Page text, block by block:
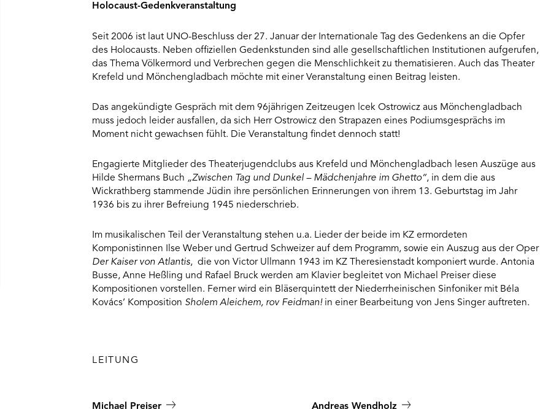
Holocaust-Gedenkveranstaltung
Seit 2006 ist laut UNO-Beschluss der 27. Januar der Internationale Tag des Gedenkens an die Opfer
des Holocausts. Neben offiziellen Gedenkstunden sind alle gesellschaftlichen Institutionen aufgerufen,
das Thema Völkermord und Verbrechen gegen die Menschlichkeit zu thematisieren. Auch das Theater
Krefeld und Mönchengladbach möchte mit einer Veranstaltung einen Beitrag leisten.
Das angekündigte Gespräch mit dem 96jährigen Zeitzeugen lcek Ostrowicz aus Mönchengladbach
muss jedoch leider ausfallen, da sich Herr Ostrowicz den Strapazen eines Podiumsgesprächs im
Moment nicht gewachsen fühlt. Die Veranstaltung findet dennoch statt!
Engagierte Mitglieder des Theaterjugendclubs aus Krefeld und Mönchengladbach lesen Auszüge aus
Hilde Shermans Buch „Zwischen Tag und Dunkel – Mädchenjahre im Ghetto“, in dem die aus
Wickrathberg stammende Jüdin ihre persönlichen Erinnerungen von ihrem 13. Geburtstag im Jahr
1936 bis zu ihrer Befreiung 1945 niederschrieb.
Im musikalischen Teil der Veranstaltung stehen u.a. Lieder der beide im KZ ermordeten
Komponistinnen Ilse Weber und Gertrud Schweizer auf dem Programm, sowie ein Auszug aus der Oper
Der Kaiser von Atlantis, die von Victor Ullmann 1943 im KZ Theresienstadt komponiert wurde. Antonia
Busse, Anne Heßling und Rafael Bruck werden am Klavier begleitet von Michael Preiser diese
Kompositionen vorstellen. Ferner wird ein Bläserquintett der Niederrheinischen Sinfoniker mit Béla
Kovács’ Komposition Sholem Aleichem, rov Feidman!in einer Bearbeitung von Jens Singer auftreten.
LEITUNG
Michael Preiser
Andreas Wendholz